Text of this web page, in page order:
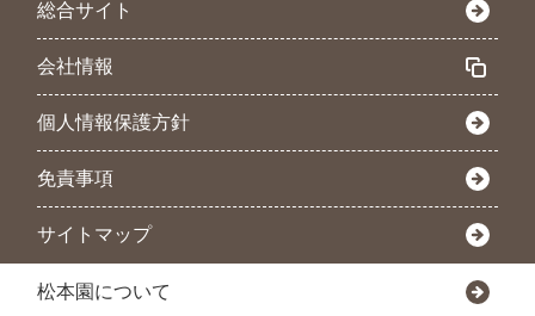
総合サイト
会社情報
個人情報保護方針
免責事項
サイトマップ
松本園について